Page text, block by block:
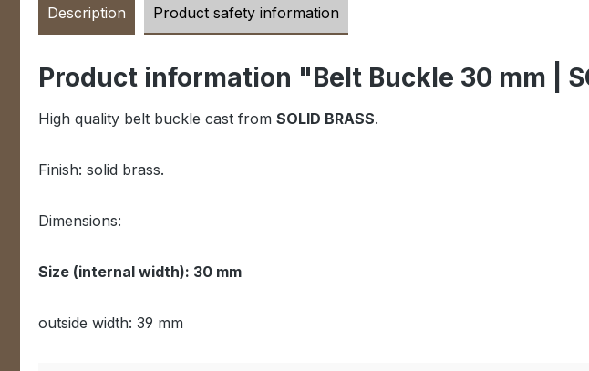
Description Product safety information
Product information "Belt Buckle 30 mm |
High quality belt buckle cast from SOLID BRASS.
Finish: solid brass.
Dimensions:
Size (internal width): 30 mm
outside width: 39 mm